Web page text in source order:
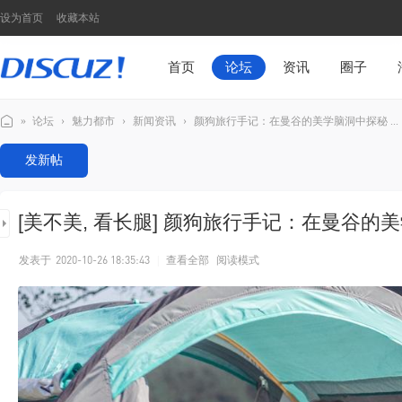
设为首页 收藏本站
首页 论坛 资讯 圈子
Di
sc
z!
» 论坛 › 魅力都市 › 新闻资讯 › 颜狗旅行手记：在曼谷的美学脑洞中探秘 ...
发新帖
[美不美, 看长腿] 颜狗旅行手记：在曼谷的
发表于 2020-10-26 18:35:43 查看全部 阅读模式